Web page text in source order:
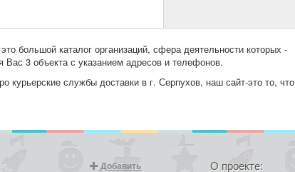
большой каталог организаций, сфера деятельности которых -
3 объекта с указанием адресов и телефонов.
курьерские службы доставки в г. Серпухов, наш сайт-это то, что
Добавить О проекте: